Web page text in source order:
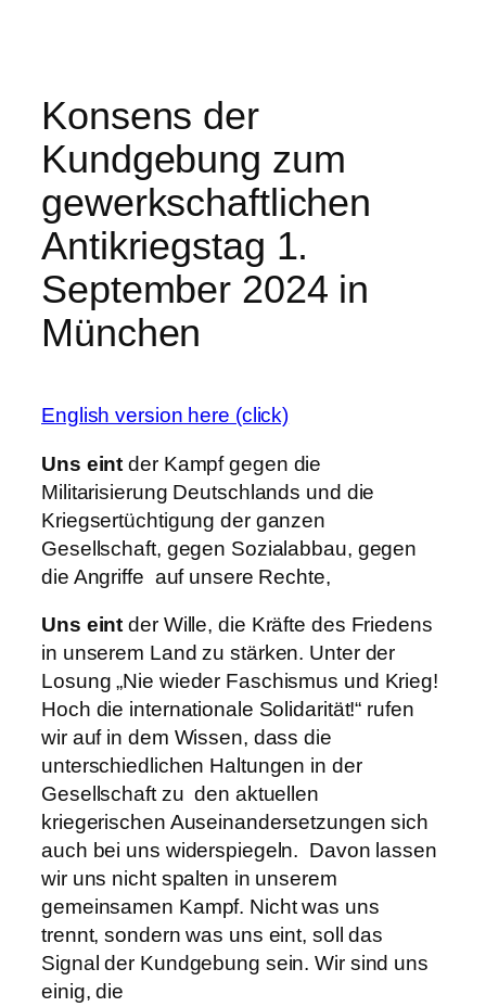
springen
Konsens der
Kundgebung zum
gewerkschaftlichen
Antikriegstag 1.
September 2024 in
München
English version here (click)
Uns eintder Kampf gegen die
Militarisierung Deutschlands und die
Kriegsertüchtigung der ganzen
Gesellschaft, gegen Sozialabbau, gegen
die Angriffe auf unsere Rechte,
Uns eintder Wille, die Kräfte des Friedens
in unserem Land zu stärken. Unter der
Losung „Nie wieder Faschismus und Krieg!
Hoch die internationale Solidarität!“ rufen
wir auf in dem Wissen, dass die
unterschiedlichen Haltungen in der
Gesellschaft zu den aktuellen
kriegerischen Auseinandersetzungen sich
auch bei uns widerspiegeln. Davon lassen
wir uns nicht spalten in unserem
gemeinsamen Kampf. Nicht was uns
trennt, sondern was uns eint, soll das
Signal der Kundgebung sein. Wir sind uns
einig, die